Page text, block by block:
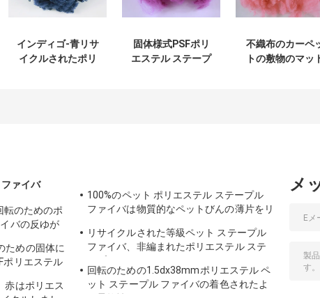
インディゴ-青リサ
イクルされたポリ
固体様式PSFポリ
エステル ステープ
不織布のカーペ
トの敷物のマッ
ァイバ
転のためのポ
バの反ゆが
ための固体に
ポリエステル
赤はポリエス
100%のペット ポリエステル ステープル
ファイバは物質的なペットびんの薄片をリ
リサイクルされた等級ペット ステープル
ファイバ、非編まれたポリエステル ステ
回転のための1.5dx38mmポリエステル ペ
ット ステープル ファイバの着色されたよ
メ